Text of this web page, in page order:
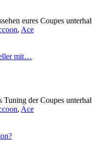
eures Coupes
, Ace
mit…
der Coupes
, Ace